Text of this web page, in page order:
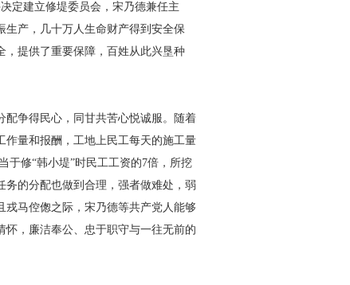
定建立修堤委员会，宋乃德兼任主
生产，几十万人生命财产得到安全保
，提供了重要保障，百姓从此兴垦种
配争得民心，同甘共苦心悦诚服。随着
作量和报酬，工地上民工每天的施工量
于修“韩小堤”时民工工资的7倍，所挖
务的分配也做到合理，强者做难处，弱
马倥偬之际，宋乃德等共产党人能够
，廉洁奉公、忠于职守与一往无前的